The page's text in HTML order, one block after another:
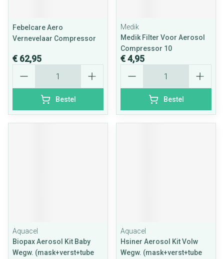
Febelcare Aero
Vernevelaar Compressor
€ 62,95
Bestel
Medik
Medik Filter Voor Aerosol
Compressor 10
€ 4,95
Bestel
Aquacel
Biopax Aerosol Kit Baby
Wegw. (mask+verst+tube
Aquacel
Hsiner Aerosol Kit Volw
Wegw. (mask+verst+tube